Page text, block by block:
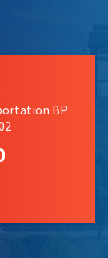
BP